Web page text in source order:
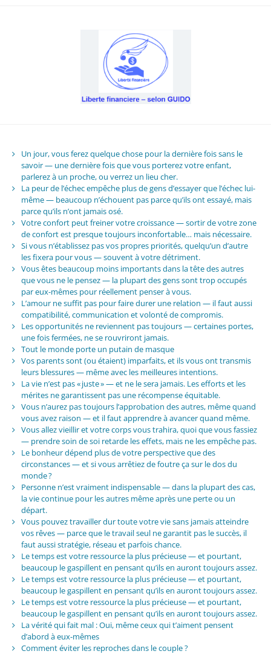
Un jour, vous ferez quelque chose pour la dernière fois sans le
savoir — une dernière fois que vous porterez votre enfant,
parlerez à un proche, ou verrez un lieu cher.
La peur de l’échec empêche plus de gens d’essayer que l’échec lui-
même — beaucoup n’échouent pas parce qu’ils ont essayé, mais
parce qu’ils n’ont jamais osé.
Votre confort peut freiner votre croissance — sortir de votre zone
de confort est presque toujours inconfortable… mais nécessaire.
Si vous n’établissez pas vos propres priorités, quelqu’un d’autre
les fixera pour vous — souvent à votre détriment.
Vous êtes beaucoup moins importants dans la tête des autres
que vous ne le pensez — la plupart des gens sont trop occupés
par eux-mêmes pour réellement penser à vous.
L’amour ne suffit pas pour faire durer une relation — il faut aussi
compatibilité, communication et volonté de compromis.
Les opportunités ne reviennent pas toujours — certaines portes,
une fois fermées, ne se rouvriront jamais.
Tout le monde porte un putain de masque
Vos parents sont (ou étaient) imparfaits, et ils vous ont transmis
leurs blessures — même avec les meilleures intentions.
La vie n’est pas « juste » — et ne le sera jamais. Les efforts et les
mérites ne garantissent pas une récompense équitable.
Vous n’aurez pas toujours l’approbation des autres, même quand
vous avez raison — et il faut apprendre à avancer quand même.
Vous allez vieillir et votre corps vous trahira, quoi que vous fassiez
— prendre soin de soi retarde les effets, mais ne les empêche pas.
Le bonheur dépend plus de votre perspective que des
circonstances — et si vous arrêtiez de foutre ça sur le dos du
monde ?
Personne n’est vraiment indispensable — dans la plupart des cas,
la vie continue pour les autres même après une perte ou un
départ.
Vous pouvez travailler dur toute votre vie sans jamais atteindre
vos rêves — parce que le travail seul ne garantit pas le succès, il
faut aussi stratégie, réseau et parfois chance.
Le temps est votre ressource la plus précieuse — et pourtant,
beaucoup le gaspillent en pensant qu’ils en auront toujours assez.
Le temps est votre ressource la plus précieuse — et pourtant,
beaucoup le gaspillent en pensant qu’ils en auront toujours assez.
Le temps est votre ressource la plus précieuse — et pourtant,
beaucoup le gaspillent en pensant qu’ils en auront toujours assez.
La vérité qui fait mal : Oui, même ceux qui t’aiment pensent
d’abord à eux-mêmes
Comment éviter les reproches dans le couple ?